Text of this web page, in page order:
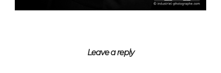
Leave a reply